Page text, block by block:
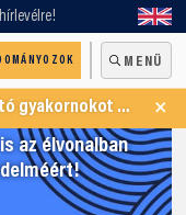
MENÜ
Menekültügyi Programunkba ×
az élvonalban